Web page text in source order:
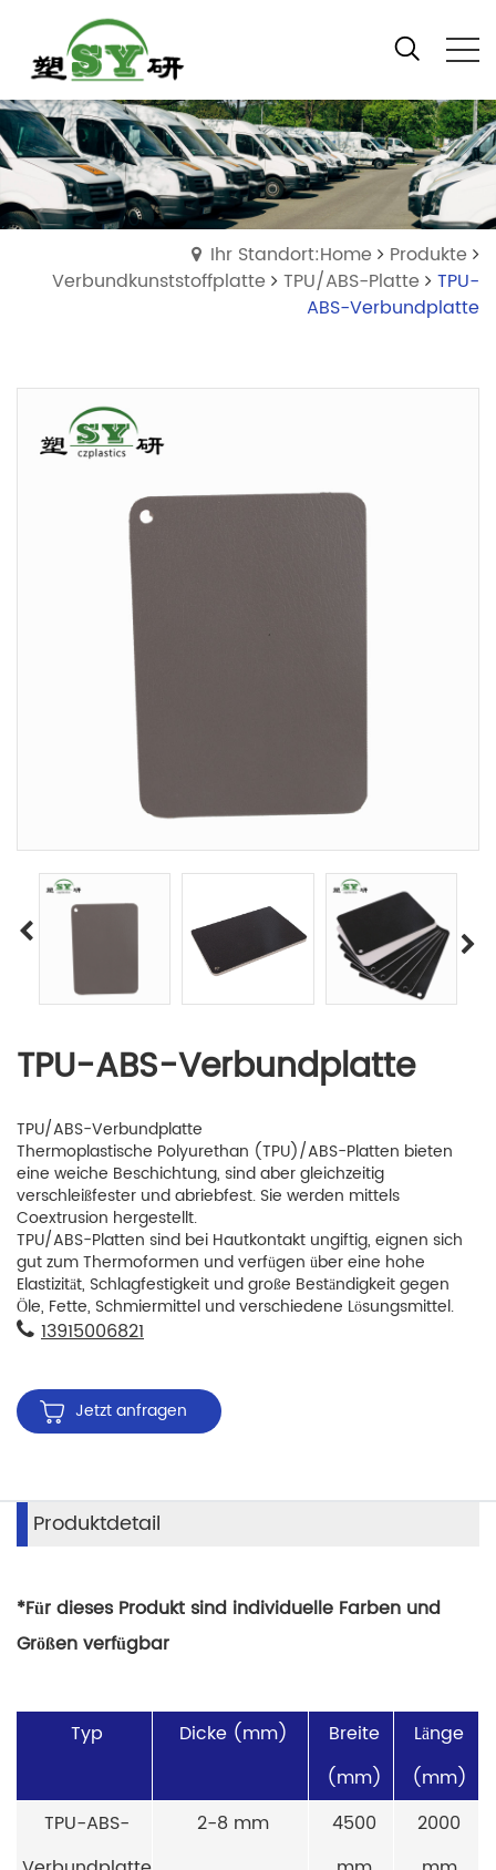
Ihr Standort:Home
Produkte
Verbundkunststoffplatte
TPU/ABS-Platte
TPU-
ABS-Verbundplatte
TPU-ABS-Verbundplatte
TPU/ABS-Verbundplatte
Thermoplastische Polyurethan (TPU)/ABS-Platten bieten
eine weiche Beschichtung, sind aber gleichzeitig
verschleißfester und abriebfest. Sie werden mittels
Coextrusion hergestellt.
TPU/ABS-Platten sind bei Hautkontakt ungiftig, eignen sich
gut zum Thermoformen und verfügen über eine hohe
Elastizität, Schlagfestigkeit und große Beständigkeit gegen
Öle, Fette, Schmiermittel und verschiedene Lösungsmittel.
13915006821
Jetzt anfragen
Produktdetail
*Für dieses Produkt sind individuelle Farben und
Größen verfügbar
Typ Dicke (mm)
Breite
(mm)
Länge
(mm)
TPU-ABS-
2-8 mm
4500
2000